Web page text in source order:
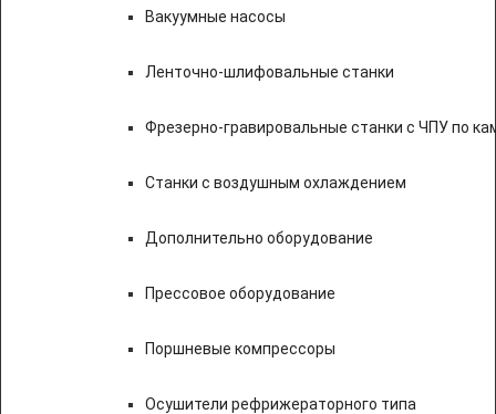
Вакуумные насосы
Ленточно-шлифовальные станки
Фрезерно-гравировальные станки с ЧПУ по
Станки с воздушным охлаждением
Дополнительно оборудование
Прессовое оборудование
Поршневые компрессоры
Осушители рефрижераторного типа